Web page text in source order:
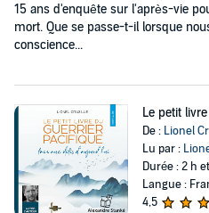
15 ans d'enquête sur l'après-vie
mort. Que se passe-t-il lorsque
conscience...
Le petit
De : Lionel
Lu par :
Durée : 2 h
Langue :
4,5